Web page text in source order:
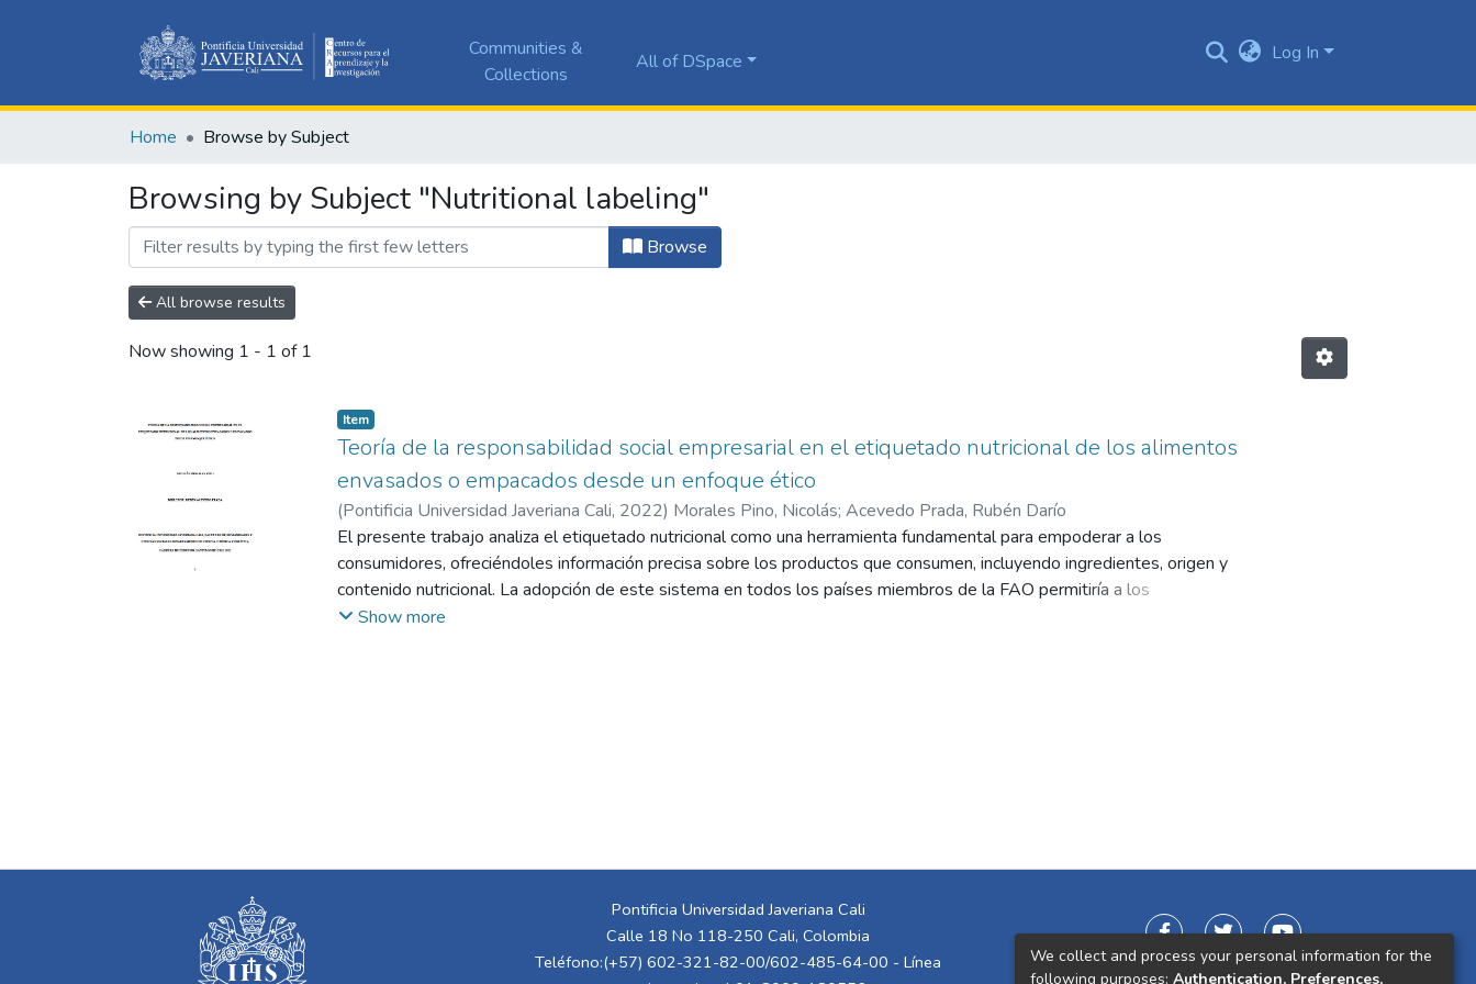
Communities &
Collections
All of DSpace Log In
Home Browse by Subject
Browsing by Subject "Nutritional labeling"
Browse
All browse results
Now showing 1 - 1 of 1
Item
Teoría de la responsabilidad social empresarial en el etiquetado nutricional de los alimentos
envasados o empacados desde un enfoque ético
(Pontificia Universidad Javeriana Cali, 2022) Morales Pino, Nicolás; Acevedo Prada, Rubén Darío
El presente trabajo analiza el etiquetado nutricional como una herramienta fundamental para empoderar a los
consumidores, ofreciéndoles información precisa sobre los productos que consumen, incluyendo ingredientes, origen y
contenido nutricional. La adopción de este sistema en todos los países miembros de la FAO permitiría a los
consumidores conocer los riesgos asociados a productos con altos contenidos de grasas saturadas, azúcares o sodio,
La resolución 810 de 2021 en Colombia refuerza este compromiso, estableciendo que el etiquetado nutricional en
alimentos debe ser claro y comprensible. Desde la perspectiva de la Teoría Normativa de Stakeholders, los
consumidores –aunque no tienen un vínculo directo con las empresas productoras– poseen un interés legítimo en el
Show more
Pontificia Universidad Javeriana Cali
Calle 18 No 118-250 Cali, Colombia
Teléfono:(+57) 602-321-82-00/602-485-64-00 - Línea
We collect and process your personal information for the
following purposes: Authentication, Preferences,